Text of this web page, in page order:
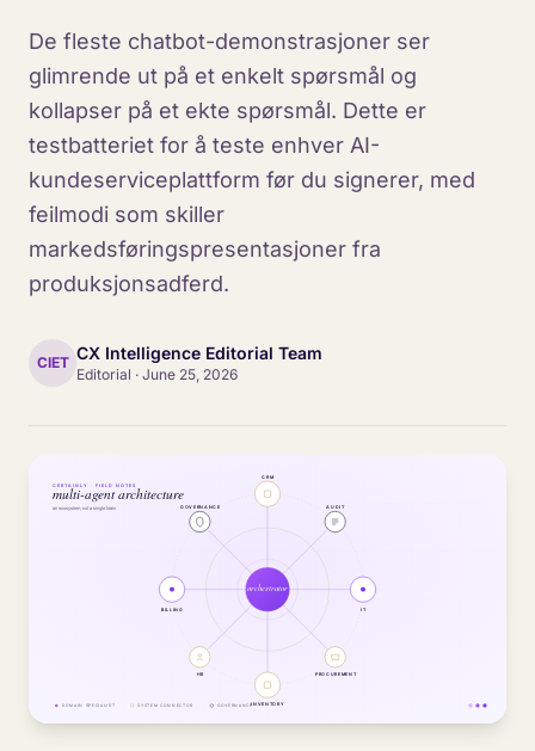
De fleste chatbot-demonstrasjoner ser
glimrende ut på et enkelt spørsmål og
kollapser på et ekte spørsmål. Dette er
testbatteriet for å teste enhver AI-
kundeserviceplattform før du signerer, med
feilmodi som skiller
markedsføringspresentasjoner fra
produksjonsadferd.
CIET CX Intelligence Editorial Team
Editorial · June 25, 2026